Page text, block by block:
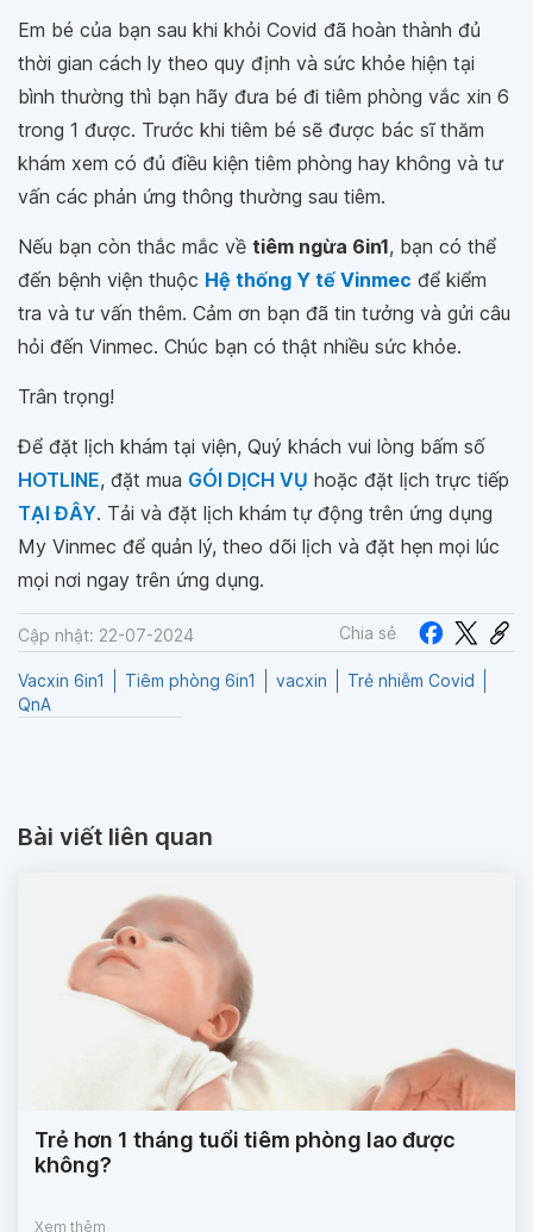
Em bé của bạn sau khi khỏi Covid đã hoàn thành đủ
thời gian cách ly theo quy định và sức khỏe hiện tại
bình thường thì bạn hãy đưa bé đi tiêm phòng vắc xin 6
trong 1 được. Trước khi tiêm bé sẽ được bác sĩ thăm
khám xem có đủ điều kiện tiêm phòng hay không và tư
vấn các phản ứng thông thường sau tiêm.
Nếu bạn còn thắc mắc về tiêm ngừa 6in1, bạn có thể
đến bệnh viện thuộc Hệ thống Y tế Vinmec để kiểm
tra và tư vấn thêm. Cảm ơn bạn đã tin tưởng và gửi câu
hỏi đến Vinmec. Chúc bạn có thật nhiều sức khỏe.
Trân trọng!
Để đặt lịch khám tại viện, Quý khách vui lòng bấm số
HOTLINE, đặt mua GÓI DỊCH VỤ hoặc đặt lịch trực tiếp
TẠI ĐÂY. Tải và đặt lịch khám tự động trên ứng dụng
My Vinmec để quản lý, theo dõi lịch và đặt hẹn mọi lúc
mọi nơi ngay trên ứng dụng.
Cập nhật: 22-07-2024 Chia sẻ
Vacxin 6in1 Tiêm phòng 6in1 vacxin
Trẻ nhiễm Covid
QnA
Bài viết liên quan
Trẻ hơn 1 tháng tuổi tiêm phòng lao được
không?
Xem thêm